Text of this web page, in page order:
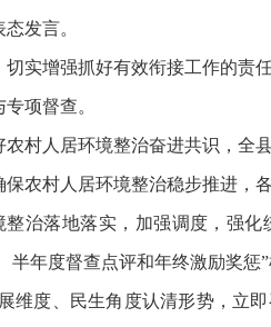
发言。
增强抓好有效衔接工作的责
项督查。
人居环境整治奋进共识，全
农村人居环境整治稳步推进，
治落地落实，加强调度，强
年度督查点评和年终激励奖惩”
度、民生角度认清形势，立即